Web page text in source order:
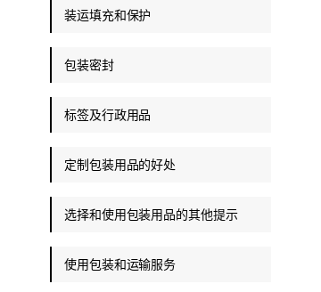
装运填充和保护
包装密封
标签及行政用品
定制包装用品的好处
选择和使用包装用品的其他提示
使用包装和运输服务